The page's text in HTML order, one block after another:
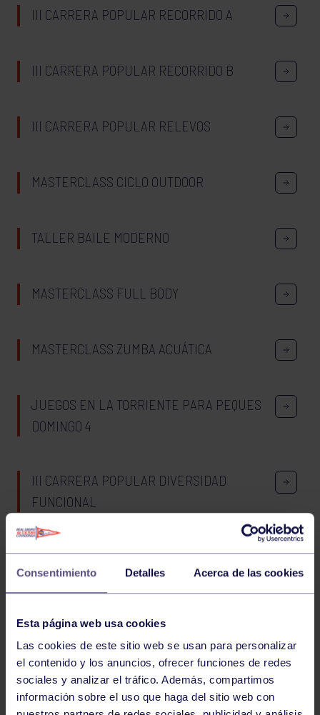
Consentimiento Detalles Acerca de las cookies
Esta página web usa cookies
Las cookies de este sitio web se usan para personalizar
el contenido y los anuncios, ofrecer funciones de redes
sociales y analizar el tráfico. Además, compartimos
información sobre el uso que haga del sitio web con
III CARRERA POPULAR RECORRIDO A
III CARRERA POPULAR RECORRIDO B
III CARRERA POPULAR RELEVOS
MASTERCLASS CICLO OUTDOOR
TALLER BAILE MODERNO
MASTERCLASS FULL BODY
MASTERCLASS ZUMBA ACUÁTICA
JUEGOS EN LA TORRIENTE PARA PEQUES
DOMINGO 4
III CARRERA POPULAR DIVERSIDAD
FUNCIONAL
1251